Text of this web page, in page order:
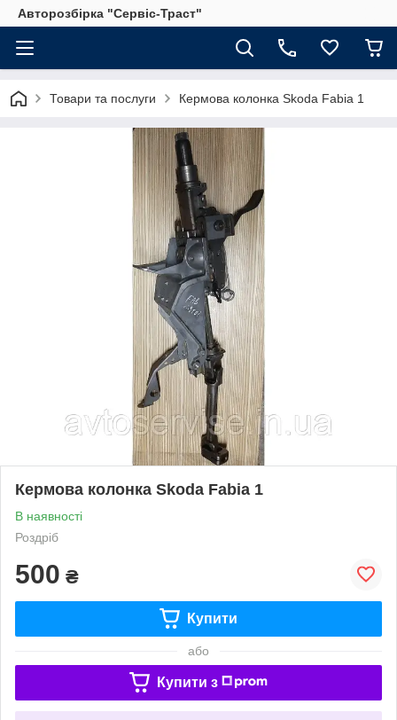
Авторозбірка "Сервіс-Траст"
Товари та послуги Кермова колонка Skoda Fabia 1
Кермова колонка Skoda Fabia 1
В наявності
Роздріб
500 ₴
Купити
або
Купити з